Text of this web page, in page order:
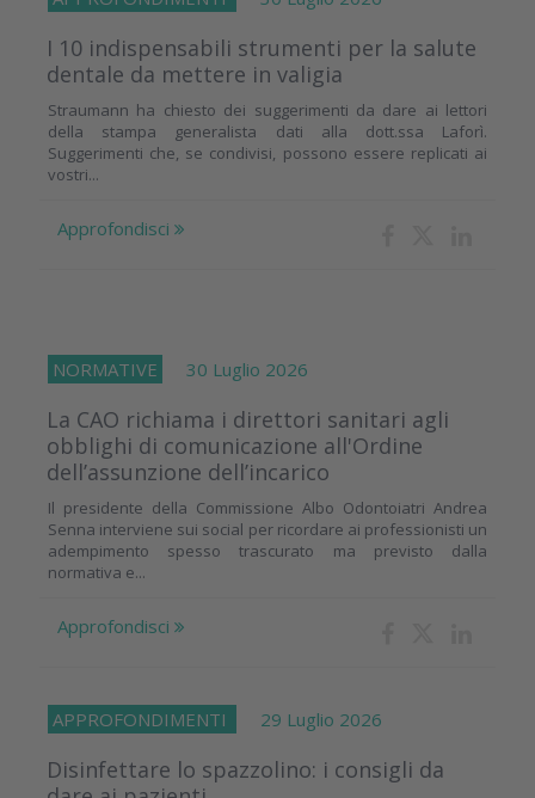
I 10 indispensabili strumenti per la salute
dentale da mettere in valigia
Straumann ha chiesto dei suggerimenti da dare ai lettori
della stampa generalista dati alla dott.ssa Laforì.
Suggerimenti che, se condivisi, possono essere replicati ai
vostri...
Approfondisci
NORMATIVE 30 Luglio 2026
La CAO richiama i direttori sanitari agli
obblighi di comunicazione all'Ordine
dell’assunzione dell’incarico
Il presidente della Commissione Albo Odontoiatri Andrea
Senna interviene sui social per ricordare ai professionisti un
adempimento spesso trascurato ma previsto dalla
normativa e...
Approfondisci
APPROFONDIMENTI 29 Luglio 2026
Disinfettare lo spazzolino: i consigli da